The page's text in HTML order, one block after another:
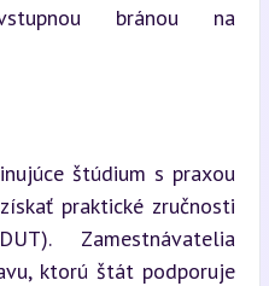
bránou na
štúdium s praxou
praktické zručnosti
Zamestnávatelia
ktorú štát podporuje